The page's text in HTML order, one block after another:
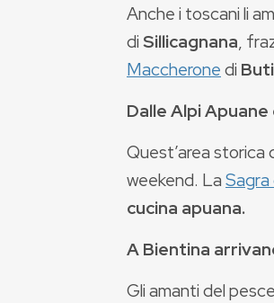
Anche i toscani li
diSillicagnana,
Maccheronedi Buti
Dalle Alpi
Quest’area storica
weekend. LaSagra
cucina apuana.
A Bientina
Gli amanti del